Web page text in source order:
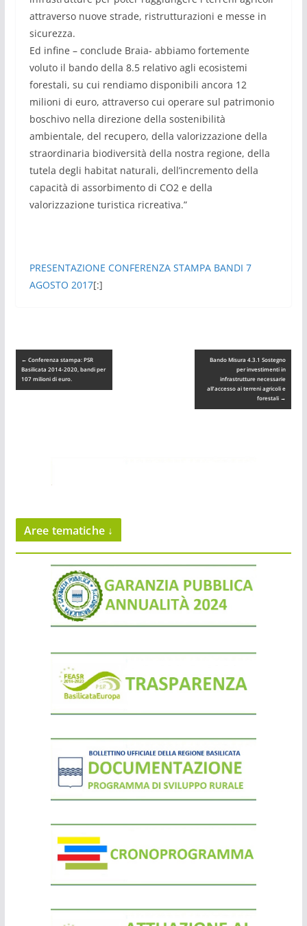
attraverso nuove strade, ristrutturazioni e messe in
sicurezza.
Ed infine – conclude Braia- abbiamo fortemente
voluto il bando della 8.5 relativo agli ecosistemi
forestali, su cui rendiamo disponibili ancora 12
milioni di euro, attraverso cui operare sul patrimonio
boschivo nella direzione della sostenibilità
ambientale, del recupero, della valorizzazione della
straordinaria biodiversità della nostra regione, della
tutela degli habitat naturali, dell’incremento della
capacità di assorbimento di CO2 e della
valorizzazione turistica ricreativa.”
PRESENTAZIONE CONFERENZA STAMPA BANDI 7
AGOSTO 2017[:]
← Conferenza stampa: PSR
Basilicata 2014-2020, bandi per
107 milioni di euro.
Bando Misura 4.3.1 Sostegno
per investimenti in
infrastrutture necessarie
all’accesso ai terreni agricoli e
forestali →
Aree tematiche ↓